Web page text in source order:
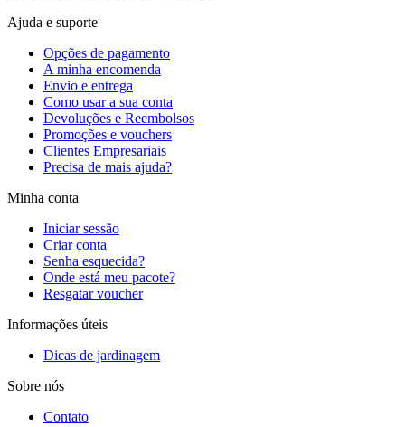
Ajuda e suporte
Opções de pagamento
A minha encomenda
Envio e entrega
Como usar a sua conta
Devoluções e Reembolsos
Promoções e vouchers
Clientes Empresariais
Precisa de mais ajuda?
Minha conta
Iniciar sessão
Criar conta
Senha esquecida?
Onde está meu pacote?
Resgatar voucher
Informações úteis
Dicas de jardinagem
Sobre nós
Contato